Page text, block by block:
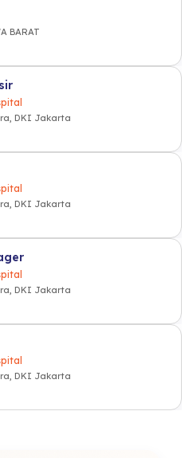
BARAT
DKI Jakarta
DKI Jakarta
DKI Jakarta
DKI Jakarta